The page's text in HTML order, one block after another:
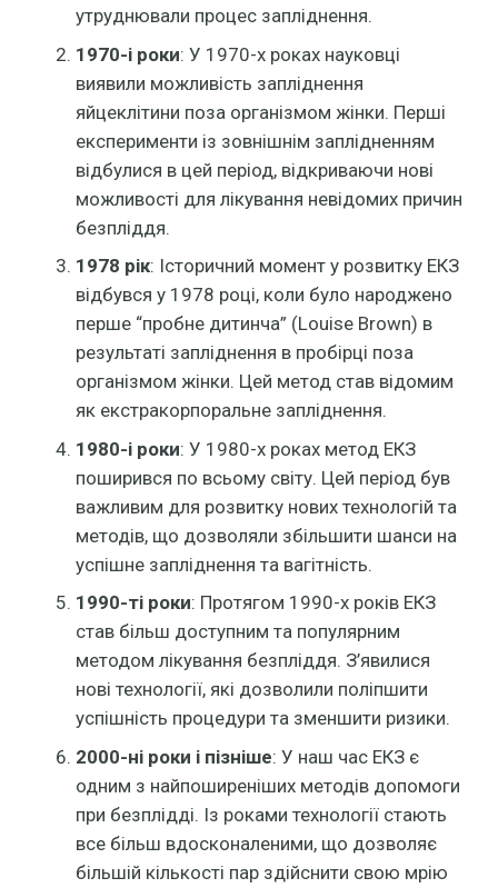
утруднювали процес запліднення.
1970-і роки: У 1970-х роках науковці
виявили можливість запліднення
яйцеклітини поза організмом жінки. Перші
експерименти із зовнішнім заплідненням
відбулися в цей період, відкриваючи нові
можливості для лікування невідомих причин
безпліддя.
1978 рік: Історичний момент у розвитку ЕКЗ
відбувся у 1978 році, коли було народжено
перше “пробне дитинча” (Louise Brown) в
результаті запліднення в пробірці поза
організмом жінки. Цей метод став відомим
як екстракорпоральне запліднення.
1980-і роки: У 1980-х роках метод ЕКЗ
поширився по всьому світу. Цей період був
важливим для розвитку нових технологій та
методів, що дозволяли збільшити шанси на
успішне запліднення та вагітність.
1990-ті роки: Протягом 1990-х років ЕКЗ
став більш доступним та популярним
методом лікування безпліддя. З’явилися
нові технології, які дозволили поліпшити
успішність процедури та зменшити ризики.
2000-ні роки і пізніше: У наш час ЕКЗ є
одним з найпоширеніших методів допомоги
при безплідді. Із роками технології стають
все більш вдосконаленими, що дозволяє
більшій кількості пар здійснити свою мрію